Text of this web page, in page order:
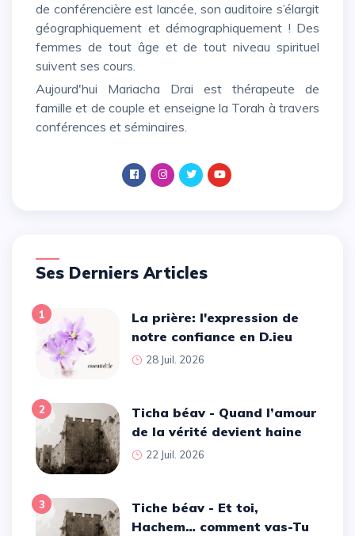
de conférencière est lancée, son auditoire s’élargit
géographiquement et démographiquement ! Des
femmes de tout âge et de tout niveau spirituel
suivent ses cours.
Aujourd'hui Mariacha Drai est thérapeute de
famille et de couple et enseigne la Torah à travers
conférences et séminaires.
Ses Derniers Articles
1
La prière: l'expression de
notre confiance en D.ieu
28 Juil. 2026
2
Ticha béav - Quand l’amour
de la vérité devient haine
22 Juil. 2026
3
Tiche béav - Et toi,
Hachem… comment vas-Tu